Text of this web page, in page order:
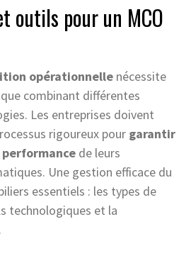
outils pour un MCO
opérationnelle nécessite
combinant différentes
Les entreprises doivent
rigoureux pour garantir
de leurs
Une gestion efficace du
essentiels : les types de
technologiques et la